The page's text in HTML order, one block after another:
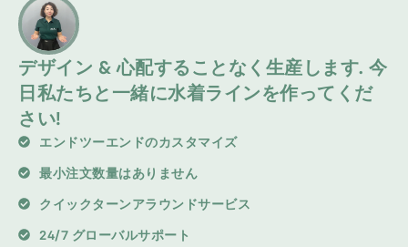
デザイン & 心配することなく生産します. 今
日私たちと一緒に水着ラインを作ってくだ
さい!
エンドツーエンドのカスタマイズ
最小注文数量はありません
クイックターンアラウンドサービス
24/7 グローバルサポート